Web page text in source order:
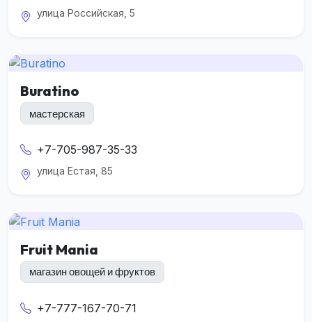
улица Российская, 5
Buratino
мастерская
+7-705-987-35-33
улица Естая, 85
Fruit Mania
магазин овощей и фруктов
+7-777-167-70-71